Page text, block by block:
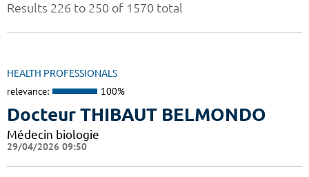
Results 226 to 250 of 1570 total
HEALTH PROFESSIONALS
relevance: 100%
Docteur THIBAUT BELMONDO
Médecin biologie
29/04/2026 09:50